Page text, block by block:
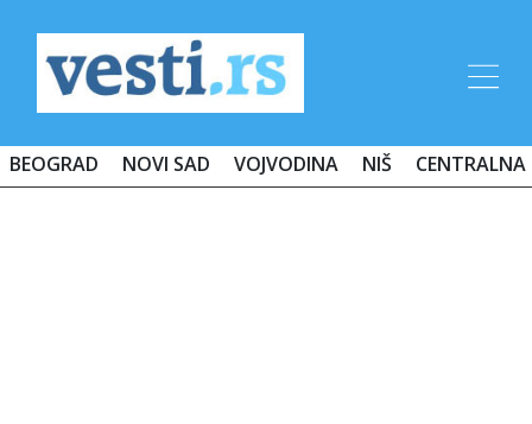
BEOGRAD NOVI SAD VOJVODINA NIŠ CENTRALNA